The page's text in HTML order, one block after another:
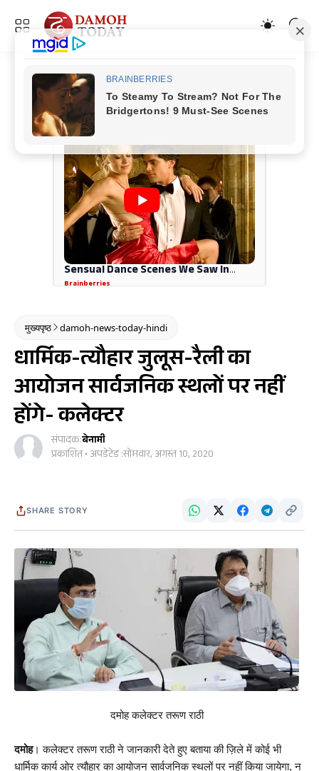
ADVERTISEMENT
मुख्यपृष्ठ damoh-news-today-hindi
धार्मिक-त्यौहार जुलूस-रैली का
आयोजन सार्वजनिक स्थलों पर नहीं
होंगे- कलेक्टर
संपादक:बेनामी
प्रकाशित • अपडेटेड :सोमवार, अगस्त 10, 2020
SHARE STORY
दमोह कलेक्टर तरूण राठी
दमोह। कलेक्टर तरूण राठी ने जानकारी देते हुए बताया की ज़िले में कोई भी
धार्मिक कार्य ओर त्यौहार का आयोजन सार्वजनिक स्थलों पर नहीं किया जायेगा, न